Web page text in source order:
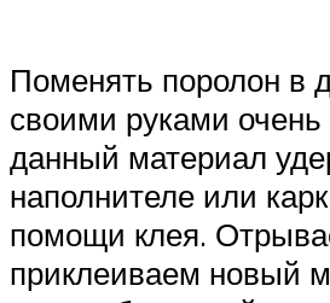
Поменять поролон в
своими руками очень
данный материал
наполнителе или
помощи клея.
приклеиваем новый